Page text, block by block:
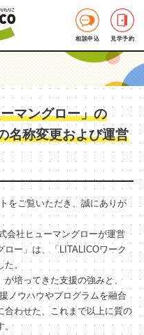
相談申込 見学予約
マングロー」の
名称変更および運営
をご覧いただき、誠にありが
会社ヒューマングローが運営
ー」は、「LITALICOワーク
た。
が培ってきた支援の強みと、
ノウハウやプログラムを融合
合わせた、これまで以上に質の
。